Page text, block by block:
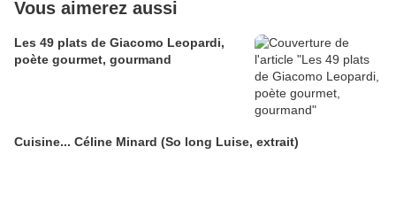
Vous aimerez aussi
Les 49 plats de Giacomo Leopardi,
poète gourmet, gourmand
Cuisine... Céline Minard (So long Luise, extrait)